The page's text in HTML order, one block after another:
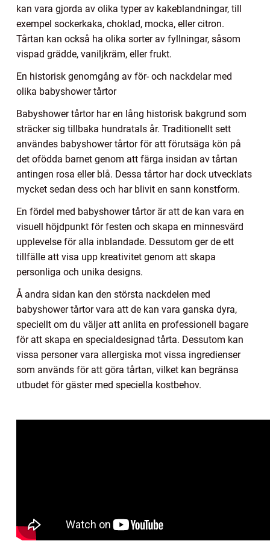
kan vara gjorda av olika typer av kakeblandningar, till
exempel sockerkaka, choklad, mocka, eller citron.
Tårtan kan också ha olika sorter av fyllningar, såsom
vispad grädde, vaniljkräm, eller frukt.
En historisk genomgång av för- och nackdelar med
olika babyshower tårtor
Babyshower tårtor har en lång historisk bakgrund som
sträcker sig tillbaka hundratals år. Traditionellt sett
användes babyshower tårtor för att förutsäga kön på
det ofödda barnet genom att färga insidan av tårtan
antingen rosa eller blå. Dessa tårtor har dock utvecklats
mycket sedan dess och har blivit en sann konstform.
En fördel med babyshower tårtor är att de kan vara en
visuell höjdpunkt för festen och skapa en minnesvärd
upplevelse för alla inblandade. Dessutom ger de ett
tillfälle att visa upp kreativitet genom att skapa
personliga och unika designs.
Å andra sidan kan den största nackdelen med
babyshower tårtor vara att de kan vara ganska dyra,
speciellt om du väljer att anlita en professionell bagare
för att skapa en specialdesignad tårta. Dessutom kan
vissa personer vara allergiska mot vissa ingredienser
som används för att göra tårtan, vilket kan begränsa
utbudet för gäster med speciella kostbehov.